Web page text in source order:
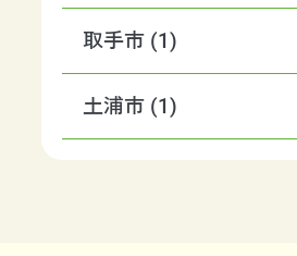
取手市 (1)
土浦市 (1)